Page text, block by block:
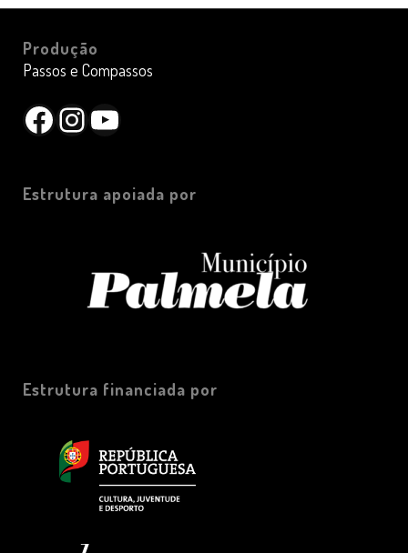
Produção
Passos e Compassos
Facebook
Instagram
YouTube
Estrutura apoiada por
Estrutura financiada por